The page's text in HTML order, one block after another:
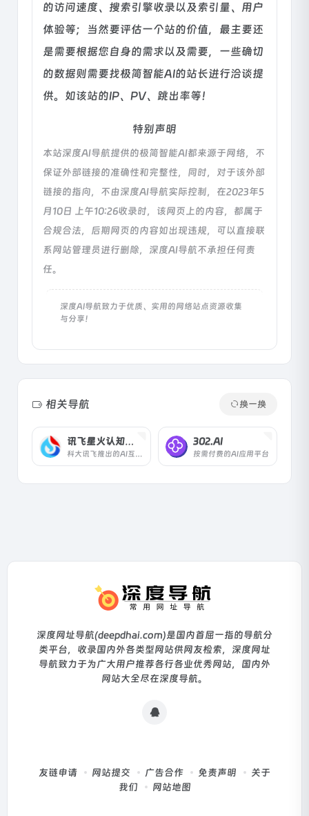
的访问速度、搜索引擎收录以及索引量、用户
体验等；当然要评估一个站的价值，最主要还
是需要根据您自身的需求以及需要，一些确切
的数据则需要找极简智能AI的站长进行洽谈提
供。如该站的IP、PV、跳出率等！
特别声明
本站深度AI导航提供的极简智能AI都来源于网络，不
保证外部链接的准确性和完整性，同时，对于该外部
链接的指向，不由深度AI导航实际控制，在2023年5
月10日 上午10:26收录时，该网页上的内容，都属于
合规合法，后期网页的内容如出现违规，可以直接联
系网站管理员进行删除，深度AI导航不承担任何责
任。
深度AI导航致力于优质、实用的网络站点资源收集
与分享！
相关导航 换一换
讯飞星火认知大模型
科大讯飞推出的AI互动对话工具
302.AI
按需付费的AI应用平台
深度网址导航(deepdhai.com)是国内首屈一指的导航分
类平台，收录国内外各类型网站供网友检索，深度网址
导航致力于为广大用户推荐各行各业优秀网站，国内外
网站大全尽在深度导航。
友链申请 网站提交 广告合作 免责声明
关于
我们
网站地图